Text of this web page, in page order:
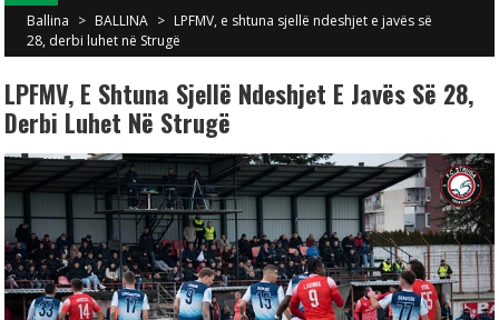
Ballina > BALLINA > LPFMV, e shtuna sjellë ndeshjet e javës së
28, derbi luhet në Strugë
LPFMV, E Shtuna Sjellë Ndeshjet E Javës Së 28,
Derbi Luhet Në Strugë